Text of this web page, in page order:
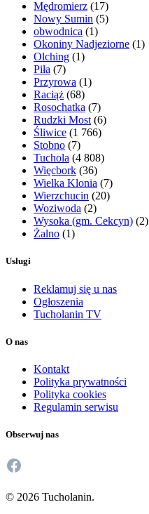
Mędromierz (17)
Nowy Sumin (5)
obwodnica (1)
Okoniny Nadjeziorne (1)
Olching (1)
Piła (7)
Przyrowa (1)
Raciąż (68)
Rosochatka (7)
Rudzki Most (6)
Śliwice (1 766)
Stobno (7)
Tuchola (4 808)
Więcbork (36)
Wielka Klonia (7)
Wierzchucin (20)
Woziwoda (2)
Wysoka (gm. Cekcyn) (2)
Żalno (1)
Usługi
Reklamuj się u nas
Ogłoszenia
Tucholanin TV
O nas
Kontakt
Polityka prywatności
Polityka cookies
Regulamin serwisu
Obserwuj nas
Facebook
© 2026 Tucholanin.